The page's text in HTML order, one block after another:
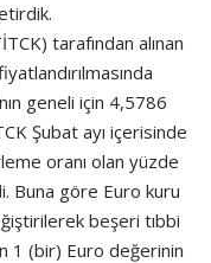
tarafından alınan
geneli için 4,5786
Şubat ayı içerisinde
oranı olan yüzde
Buna göre Euro kuru
beşeri tıbbi
1 (bir) Euro değerinin